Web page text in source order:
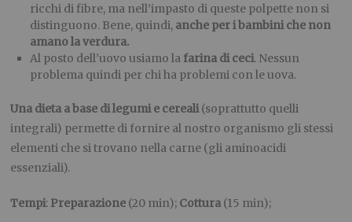
ricchi di fibre, ma nell’impasto di queste polpette non si
distinguono. Bene, quindi, anche per i bambini che non
amano la verdura.
Al posto dell’uovo usiamo la farina di ceci. Nessun
problema quindi per chi ha problemi con le uova.
Una dieta a base di legumi e cereali (soprattutto quelli
integrali) permette di fornire al nostro organismo gli stessi
elementi che si trovano nella carne (gli aminoacidi
essenziali).
Tempi: Preparazione (20 min); Cottura (15 min);